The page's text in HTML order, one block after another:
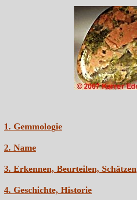
1. Gemmologie
2. Name
3. Erkennen, Beurteilen, Schätzen
4. Geschichte, Historie